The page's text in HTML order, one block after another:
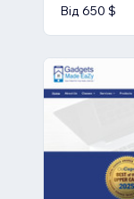
Від 650 $